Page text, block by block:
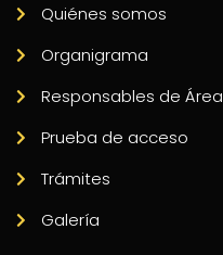
Quiénes somos
Organigrama
Responsables de Área
Prueba de acceso
Trámites
Galería